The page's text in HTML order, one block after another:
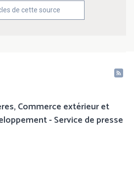
de cette source
Commerce extérieur et
- Service de presse